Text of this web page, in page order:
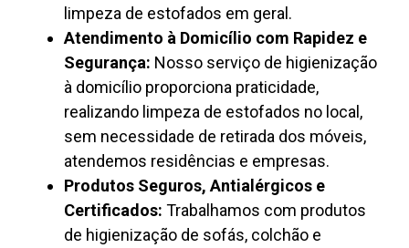
limpeza de estofados em geral.
Atendimento à Domicílio com Rapidez e
Segurança: Nosso serviço de higienização
à domicílio proporciona praticidade,
realizando limpeza de estofados no local,
sem necessidade de retirada dos móveis,
atendemos residências e empresas.
Produtos Seguros, Antialérgicos e
Certificados: Trabalhamos com produtos
de higienização de sofás, colchão e